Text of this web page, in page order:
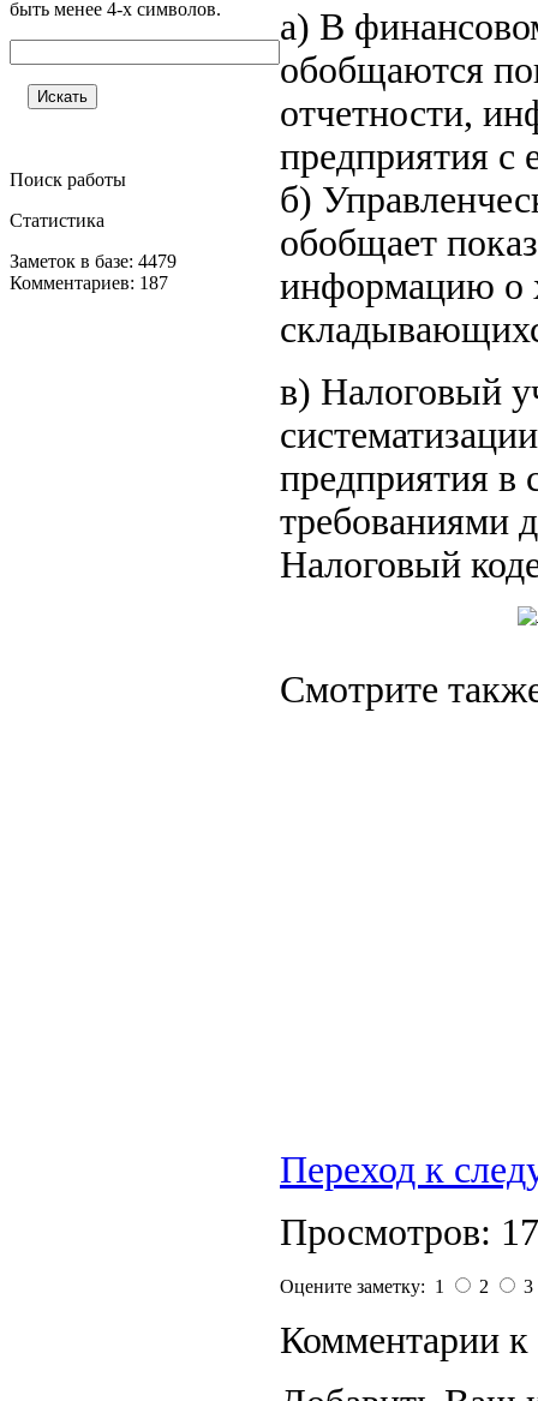
быть менее 4-х символов.
Поиск работы
Статистика
Заметок в базе: 4479
Комментариев: 187
а) В
обобщаются
отчетности,
предприятия с
б)
обобщает
информацию о
в) Налоговый
предприятия в
требованиями
Налоговый
Смотрите
Переход к
Просмотров:
Оцените заметку: 1 2 3
Комментарии к